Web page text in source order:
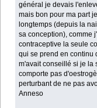
général je devais
mais bon pour ma part
longtemps (depuis la
sa conception), comme
contraceptive la seule
qui se prend en continu
m'avait conseillé si je la
comporte pas
perturbant de ne pas
Anneso